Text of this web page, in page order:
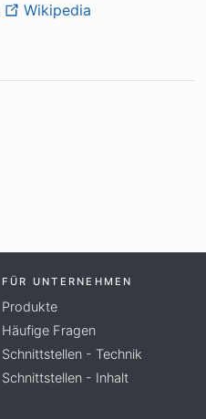
Wikipedia
FÜR UNTERNEHMEN
Produkte
Häufige Fragen
Schnittstellen - Technik
Schnittstellen - Inhalt